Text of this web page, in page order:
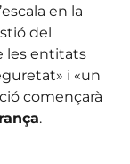
en la
del
les entitats
i «un
començarà
.